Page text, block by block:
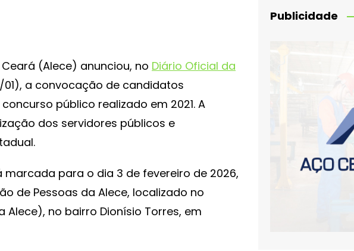
(Alece) anunciou, no Diário Oficial da
01), a convocação de candidatos
público realizado em 2021. A
dos servidores públicos e
para o dia 3 de fevereiro de 2026,
de Pessoas da Alece, localizado no
Alece), no bairro Dionísio Torres, em
Publicidade